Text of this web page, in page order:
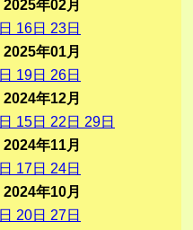
2025年02月
日 16日 23日
2025年01月
日 19日 26日
2024年12月
日 15日 22 日 29日
2024年11月
日 17日 24日
2024年10月
日 20日 27日